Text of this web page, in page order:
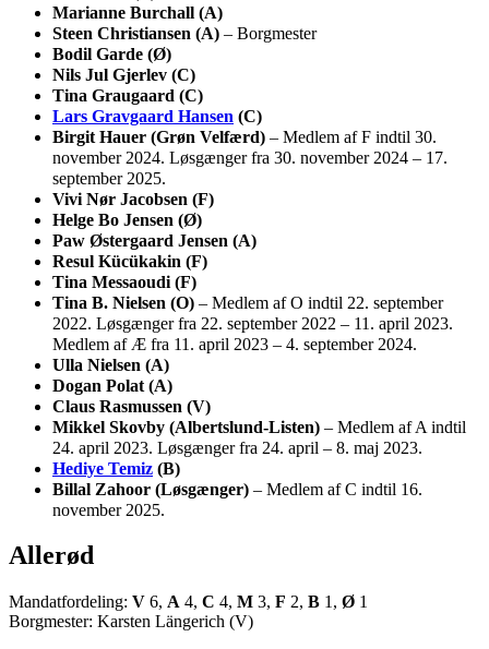
Marianne Burchall (A)
Steen Christiansen (A) – Borgmester
Bodil Garde (Ø)
Nils Jul Gjerlev (C)
Tina Graugaard (C)
Lars Gravgaard Hansen (C)
Birgit Hauer (Grøn Velfærd) – Medlem af F indtil 30.
november 2024. Løsgænger fra 30. november 2024 – 17.
september 2025.
Vivi Nør Jacobsen (F)
Helge Bo Jensen (Ø)
Paw Østergaard Jensen (A)
Resul Kücükakin (F)
Tina Messaoudi (F)
Tina B. Nielsen (O) – Medlem af O indtil 22. september
2022. Løsgænger fra 22. september 2022 – 11. april 2023.
Medlem af Æ fra 11. april 2023 – 4. september 2024.
Ulla Nielsen (A)
Dogan Polat (A)
Claus Rasmussen (V)
Mikkel Skovby (Albertslund-Listen) – Medlem af A indtil
24. april 2023. Løsgænger fra 24. april – 8. maj 2023.
Hediye Temiz (B)
Billal Zahoor (Løsgænger) – Medlem af C indtil 16.
november 2025.
Allerød
Mandatfordeling: V 6, A 4, C 4, M 3, F 2, B 1, Ø 1
Borgmester: Karsten Längerich (V)